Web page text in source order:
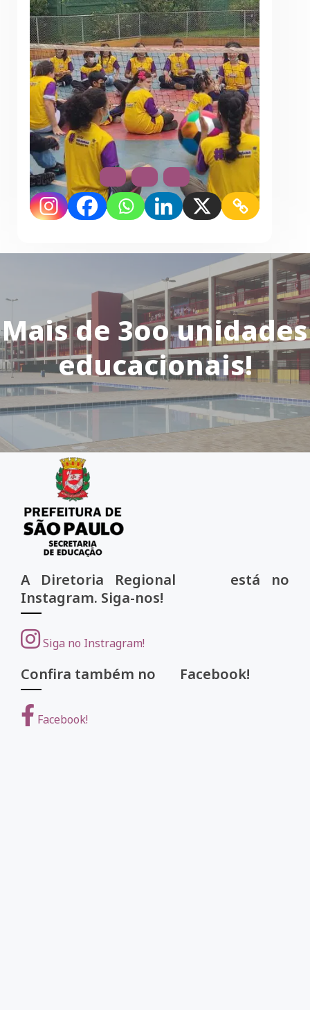
Mais de 3oo unidades
educacionais!
A Diretoria Regional está no
Instagram. Siga-nos!
Siga no Instragram!
Confira também no Facebook!
Facebook!